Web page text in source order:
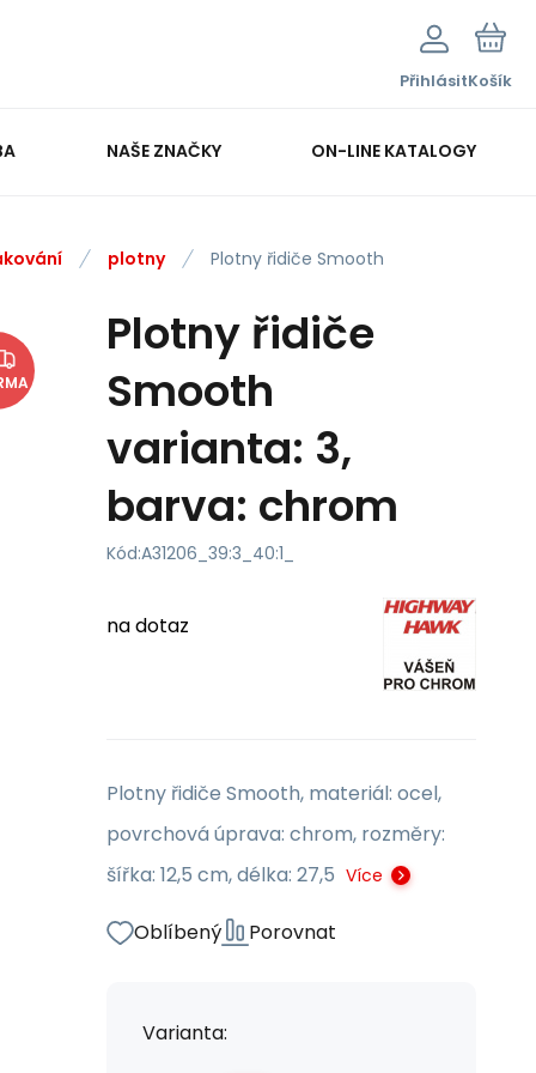
PřihlásitKošík
NAŠE ZNAČKY ON-LINE KATALOGY
plotny Plotny řidiče Smooth
Plotny řidiče
Smooth
varianta: 3,
barva: chrom
Kód:A31206_39:3_40:1_
na dotaz
Plotny řidiče Smooth, materiál: ocel,
povrchová úprava: chrom, rozměry:
šířka: 12,5 cm, délka: 27,5 Více
Oblíbený Porovnat
Varianta: